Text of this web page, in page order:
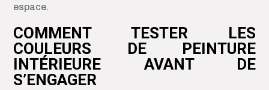
espace.
COMMENT TESTER LES
COULEURS DE PEINTURE
INTÉRIEURE AVANT DE
S’ENGAGER